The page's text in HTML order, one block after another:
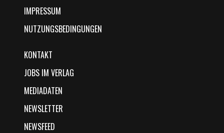
IMPRESSUM
NUTZUNGSBEDINGUNGEN
KONTAKT
JOBS IM VERLAG
MEDIADATEN
NEWSLETTER
NEWSFEED